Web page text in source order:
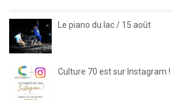
Le piano du lac / 15 août
Culture 70 est sur Instagram !